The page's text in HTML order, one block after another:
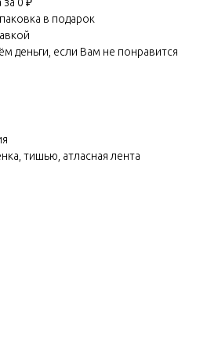
в подарок
деньги, если Вам не понравится
тишью, атласная лента